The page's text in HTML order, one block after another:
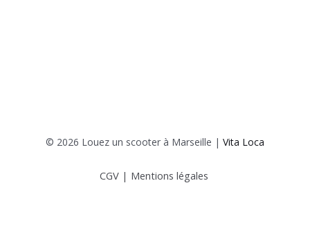
© 2026 Louez un scooter à Marseille | Vita Loca
CGV| Mentions légales